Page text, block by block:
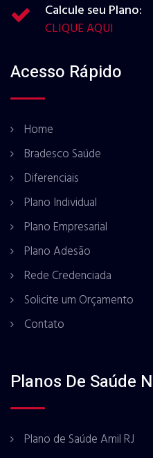
Calcule seu Plano:
CLIQUE AQUI
Acesso Rápido
Home
Bradesco Saúde
Diferenciais
Plano Individual
Plano Empresarial
Plano Adesão
Rede Credenciada
Solicite um Orçamento
Contato
Planos De Saúde
Plano de Saúde Amil RJ